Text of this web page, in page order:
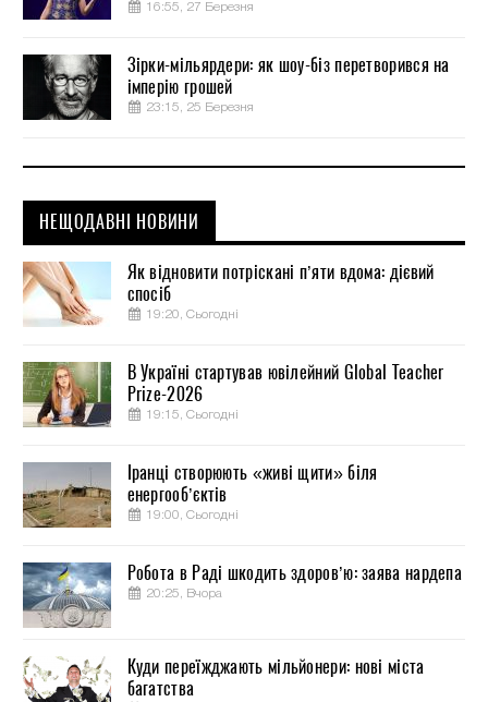
16:55, 27 Березня
Зірки-мільярдери: як шоу-біз перетворився на
імперію грошей
23:15, 25 Березня
НЕЩОДАВНІ НОВИНИ
Як відновити потріскані п’яти вдома: дієвий
спосіб
19:20, Сьогодні
В Україні стартував ювілейний Global Teacher
Prize-2026
19:15, Сьогодні
Іранці створюють «живі щити» біля
енергооб’єктів
19:00, Сьогодні
Робота в Раді шкодить здоров’ю: заява нардепа
20:25, Вчора
Куди переїжджають мільйонери: нові міста
багатства